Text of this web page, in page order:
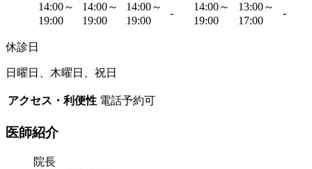
14:00～
19:00
14:00～
19:00
14:00～
19:00
-
14:00～
19:00
13:00～
17:00
-
休診日
日曜日、木曜日、祝日
アクセス・利便性 電話予約可
医師紹介
院長